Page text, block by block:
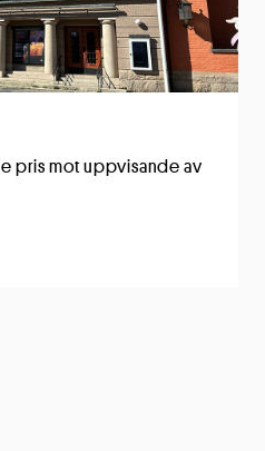
pris mot uppvisande av